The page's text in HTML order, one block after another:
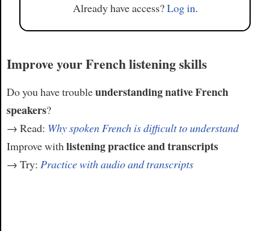
Already have access?Log in.
Improve your French listening skills
Do you have troubleunderstanding native French
speakers?
→ Read: Why spoken French is difficult to understand
Improve with listening practice and transcripts
→ Try: Practice with audio and transcripts